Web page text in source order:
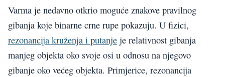
Varma je nedavno otkrio moguće znakove pravilnog
gibanja koje binarne crne rupe pokazuju. U fizici,
rezonancija kruženja i putanje je relativnost gibanja
manjeg objekta oko svoje osi u odnosu na njegovo
gibanje oko većeg objekta. Primjerice, rezonancija